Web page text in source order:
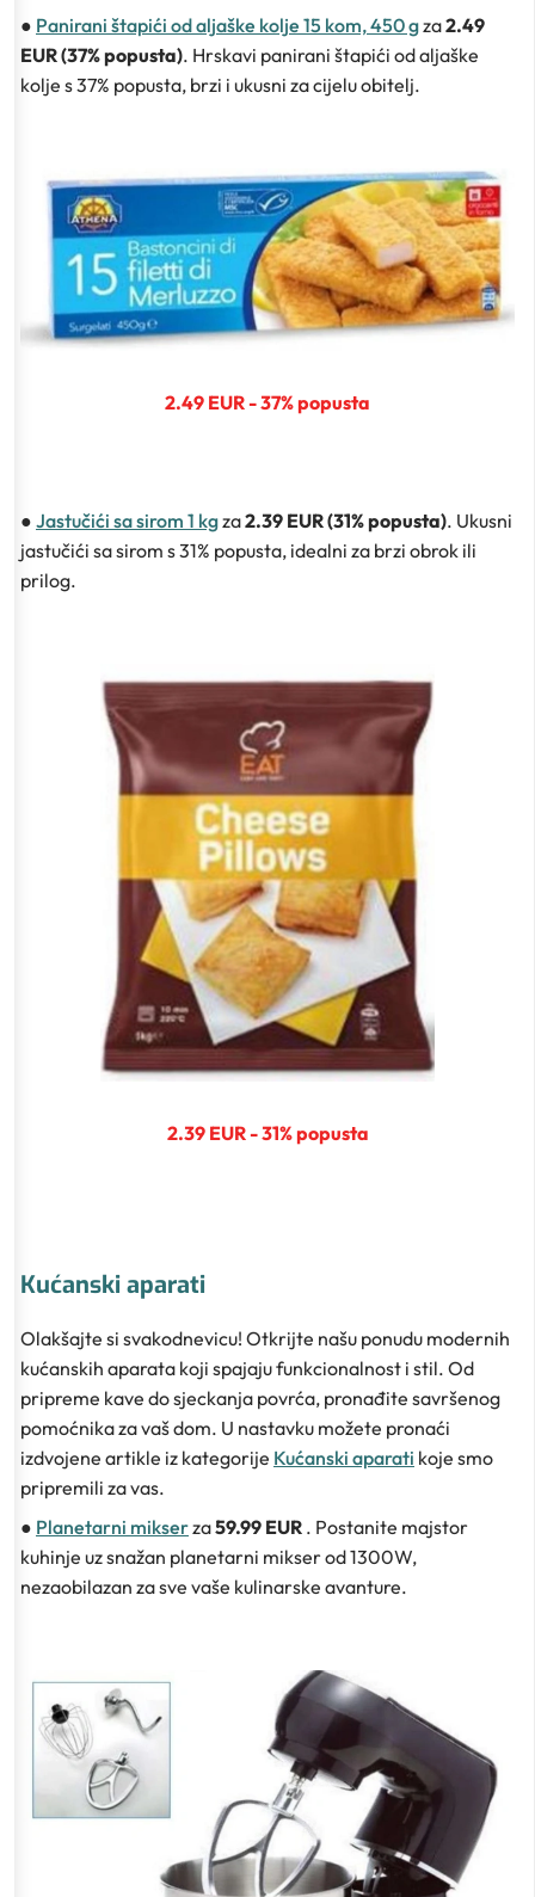
● Panirani štapići od aljaške kolje 15 kom, 450 gza2.49
EUR (37% popusta). Hrskavi panirani štapići od aljaške
kolje s 37% popusta, brzi i ukusni za cijelu obitelj.
2.49 EUR - 37% popusta
● Jastučići sa sirom 1 kgza2.39 EUR (31% popusta). Ukusni
jastučići sa sirom s 31% popusta, idealni za brzi obrok ili
prilog.
2.39 EUR - 31% popusta
Kućanski aparati
Olakšajte si svakodnevicu! Otkrijte našu ponudu modernih
kućanskih aparata koji spajaju funkcionalnost i stil. Od
pripreme kave do sjeckanja povrća, pronađite savršenog
pomoćnika za vaš dom. U nastavku možete pronaći
izdvojene artikle iz kategorije Kućanski aparati koje smo
pripremili za vas.
● Planetarni mikserza59.99 EUR . Postanite majstor
kuhinje uz snažan planetarni mikser od 1300W,
nezaobilazan za sve vaše kulinarske avanture.